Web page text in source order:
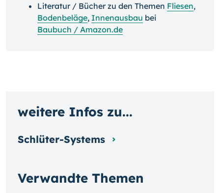
Literatur / Bücher zu den Themen Fliesen,
Bodenbeläge, Innenausbau bei
Baubuch / Amazon.de
Verwandte Themen
weitere Infos zu...
Schlüter-Systems